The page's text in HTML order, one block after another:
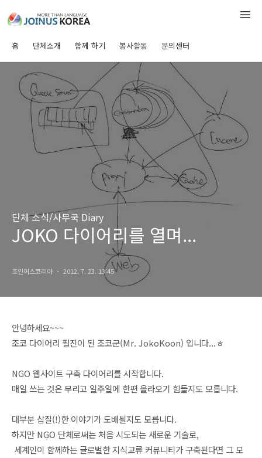
홈 단체소개 함께 하기 봉사활동 문의센터
단체 소식/사무국 Diary
JOKO 다이어리를 열며...
조인어스코리아 2012. 7. 23. 13:45
안녕하세요~~~
조코 다이어리 필진이 된 조코군(Mr. JokoKoon) 입니다...ㅎ
NGO 웹사이트 구축 다이어리를 시작합니다.
매일 쓰는 것은 무리고 일주일에 한편 올라오기 힘들지도 모릅니다.
대부분 삽질(!)한 이야기가 도배될지도 모릅니다.
하지만 NGO 단체로써는 처음 시도되는 새로운 기술로,
세계인이 함께하는 글로벌한 지식교류 커뮤니티가 구축된다면 그 모